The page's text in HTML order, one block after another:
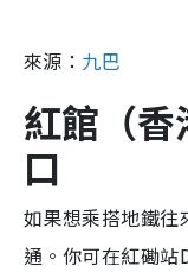
來源： 九巴
紅館（
口
如果想乘搭地鐵往
通。你可在紅磡